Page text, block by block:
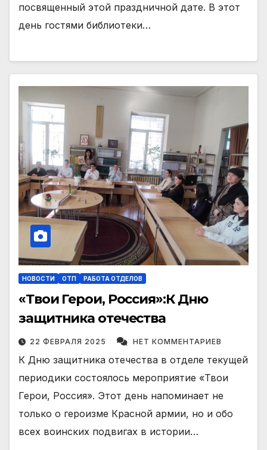
посвященный этой праздничной дате. В этот
день гостями библиотеки…
НОВОСТИ ОТП РАБОТА ОТДЕЛОВ
«Твои Герои, Россия»:К Дню
защитника отечества
22 ФЕВРАЛЯ 2025 НЕТ КОММЕНТАРИЕВ
К Дню защитника отечества в отделе текущей
периодики состоялось мероприятие «Твои
Герои, Россия». Этот день напоминает не
только о героизме Красной армии, но и обо
всех воинских подвигах в истории…